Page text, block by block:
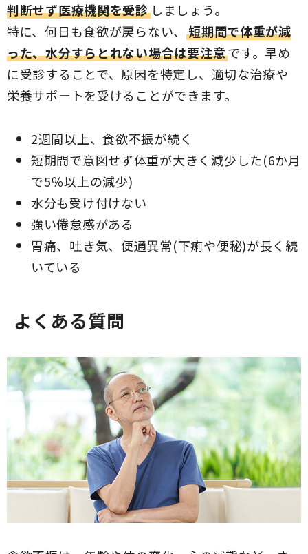
判断せず医療機関を受診しましょう。
特に、何日も食欲が戻らない、短期間で体重が減
った、水分すらとれない場合は要注意です。早め
に受診することで、原因を特定し、適切な治療や
栄養サポートを受けることができます。
2週間以上、食欲不振が続く
短期間で意図せず体重が大きく減少した(6か月
で5％以上の減少)
水分も受け付けない
強い倦怠感がある
胃痛、吐き気、便通異常(下痢や便秘)が長く続
いている
よくある質問